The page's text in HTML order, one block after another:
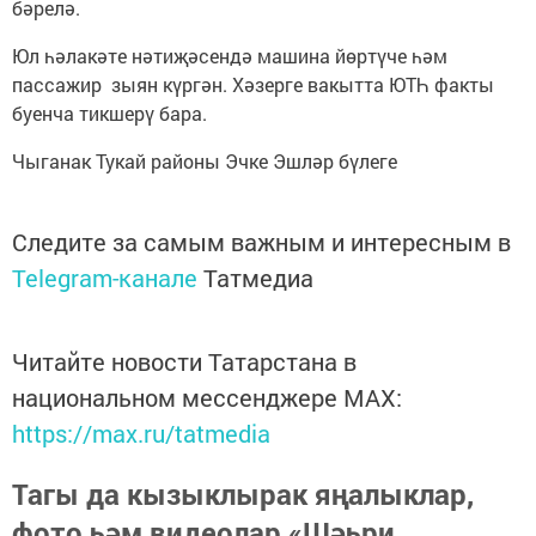
бәрелә.
Юл һәлакәте нәтиҗәсендә машина йөртүче һәм
пассажир зыян күргән. Хәзерге вакытта ЮТҺ факты
буенча тикшерү бара.
Чыганак Тукай районы Эчке Эшләр бүлеге
Следите за самым важным и интересным в
Telegram-канале Татмедиа
Читайте новости Татарстана в
национальном мессенджере MАХ:
https://max.ru/tatmedia
Тагы да кызыклырак яңалыклар,